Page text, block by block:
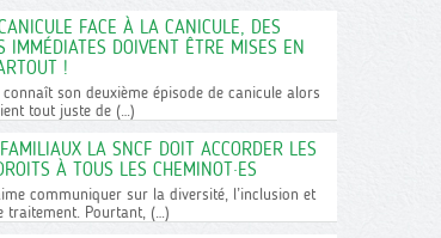
FACE À LA CANICULE, DES
IMMÉDIATES DOIVENT ÊTRE MISES EN
!
son deuxième épisode de canicule alors
tout juste de (…)
LA SNCF DOIT ACCORDER LES
À TOUS LES CHEMINOT·ES
communiquer sur la diversité, l’inclusion et
traitement. Pourtant, (…)